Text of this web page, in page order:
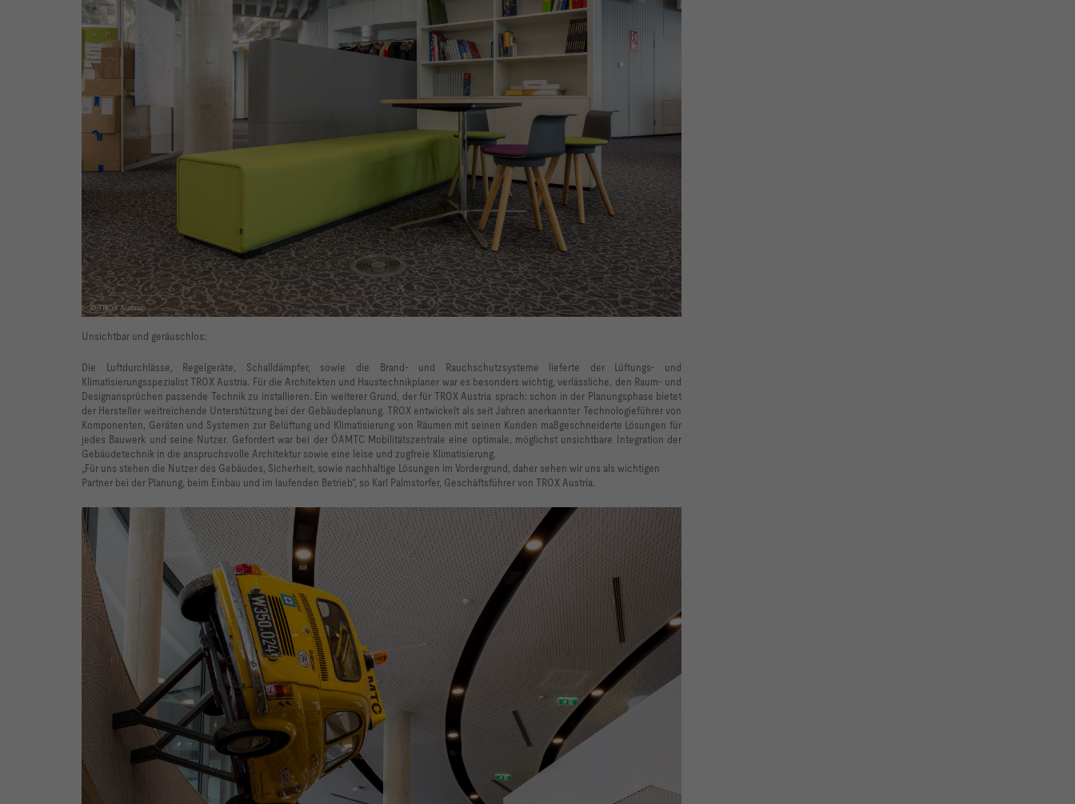
Unsichtbar und geräuschlos:
Die Luftdurchlässe, Regelgeräte, Schalldämpfer, sowie die Brand- und Rauchschutzsysteme lieferte der Lüftungs- und
Klimatisierungsspezialist TROX Austria. Für die Architekten und Haustechnikplaner war es besonders wichtig, verlässliche, den Raum- und
Designansprüchen passende Technik zu installieren. Ein weiterer Grund, der für TROX Austria sprach: schon in der Planungsphase bietet
der Hersteller weitreichende Unterstützung bei der Gebäudeplanung. TROX entwickelt als seit Jahren anerkannter Technologieführer von
Komponenten, Geräten und Systemen zur Belüftung und Klimatisierung von Räumen mit seinen Kunden maßgeschneiderte Lösungen für
jedes Bauwerk und seine Nutzer. Gefordert war bei der ÖAMTC Mobilitätszentrale eine optimale, möglichst unsichtbare Integration der
Gebäudetechnik in die anspruchsvolle Architektur sowie eine leise und zugfreie Klimatisierung.
„Für uns stehen die Nutzer des Gebäudes, Sicherheit, sowie nachhaltige Lösungen im Vordergrund, daher sehen wir uns als wichtigen
Partner bei der Planung, beim Einbau und im laufenden Betrieb“, so Karl Palmstorfer, Geschäftsführer von TROX Austria.